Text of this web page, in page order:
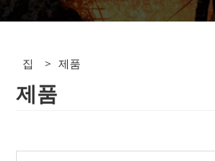
집 > 제품
제품